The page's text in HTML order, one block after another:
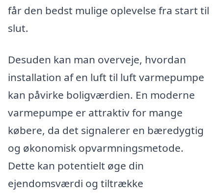
får den bedst mulige oplevelse fra start til
slut.
Desuden kan man overveje, hvordan
installation af en luft til luft varmepumpe
kan påvirke boligværdien. En moderne
varmepumpe er attraktiv for mange
købere, da det signalerer en bæredygtig
og økonomisk opvarmningsmetode.
Dette kan potentielt øge din
ejendomsværdi og tiltrække